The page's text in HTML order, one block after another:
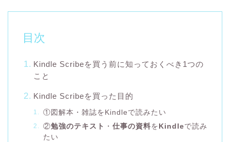
目次
Kindle Scribeを買う前に知っておくべき1つの
こと
Kindle Scribeを買った目的
①図解本・雑誌をKindleで読みたい
②勉強のテキスト ・ 仕事の資料を Kindleで読み
たい